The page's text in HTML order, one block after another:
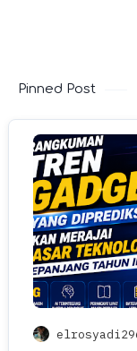
Pinned Post